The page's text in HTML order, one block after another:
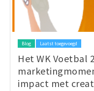
Blog Laatst toegevoegd
Het WK Voetbal
impact met